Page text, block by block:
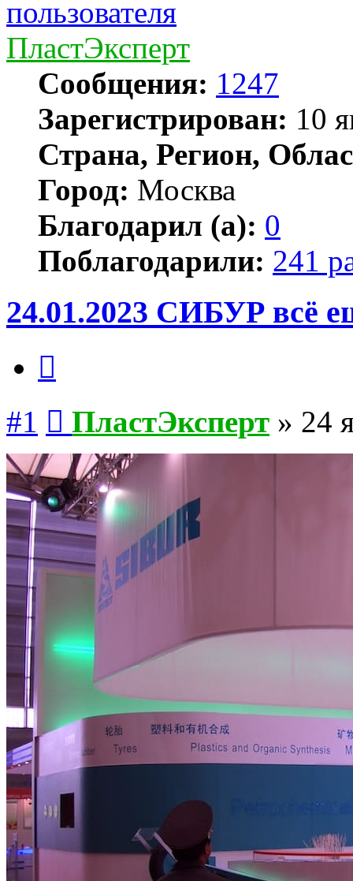
ПластЭксперт
Сообщения: 1247
Зарегистрирован: 10
Страна, Регион,
Город: Москва
Благодарил (а): 0
Поблагодарили: 241
24.01.2023 СИБУР всё
#1 ПластЭксперт » 24